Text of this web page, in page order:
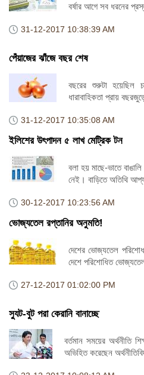
বর্ষার আগে সব ধরনের
31-12-2017 10:38:39 AM
পেঁয়াজের ঝাঁজে বছর শেষ
বছরের শুরুটা হয়েছিল
ধারাবাহিকতা প্রায়
31-12-2017 10:35:08 AM
ইলিশের উৎপাদন ৫ লাখ মেট্রিক টন
বলা হয় মাছে-ভাতে
নেই। বাড়িতে অতিথি
30-12-2017 10:23:56 AM
ভোজ্যতেল রপ্তানির অনুমতি!
দেশের ভোজ্যতেল
দেশে পরিশোধিত
27-12-2017 01:02:00 PM
স্যুট-বুট পরা কেরানি বানাচ্ছে
বর্তমান সময়ের অর্থনীতি
অভিহিত করেছেন